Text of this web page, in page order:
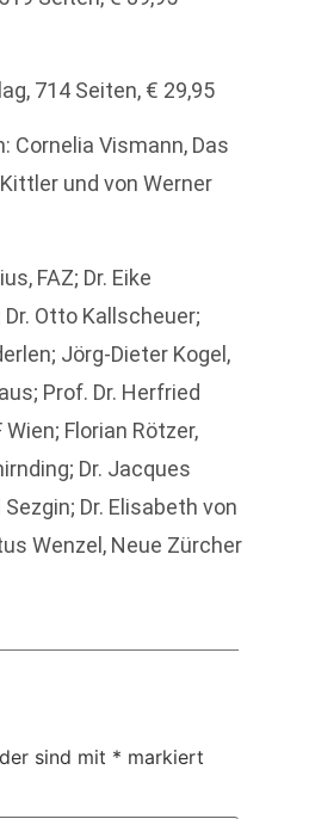
714 Seiten, € 29,95
Cornelia Vismann, Das
und von Werner
FAZ; Dr. Eike
Otto Kallscheuer;
Jörg-Dieter Kogel,
Prof. Dr. Herfried
Florian Rötzer,
Dr. Jacques
Dr. Elisabeth von
Wenzel, Neue Zürcher
sind mit * markiert